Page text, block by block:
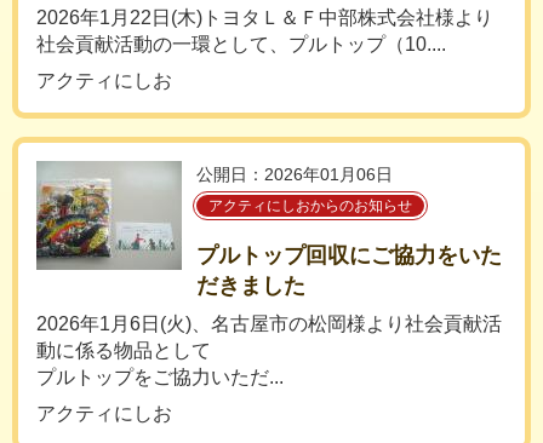
2026年1月22日(木)トヨタＬ＆Ｆ中部株式会社様より
社会貢献活動の一環として、プルトップ（10....
アクティにしお
公開日：2026年01月06日
アクティにしおからのお知らせ
プルトップ回収にご協力をいた
だきました
2026年1月6日(火)、名古屋市の松岡様より社会貢献活
動に係る物品として
プルトップをご協力いただ...
アクティにしお